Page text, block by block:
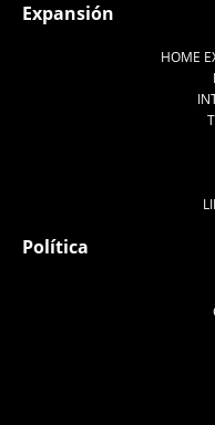
Expansión
HOME
Política